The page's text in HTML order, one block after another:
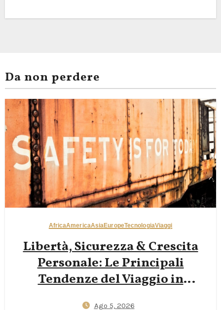
Da non perdere
AfricaAmericaAsiaEuropeTecnologiaViaggi
Libertà, Sicurezza & Crescita
Personale: Le Principali
Tendenze del Viaggio in
Ago 5, 2026